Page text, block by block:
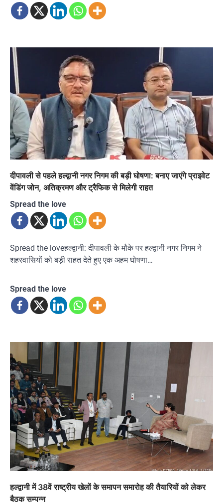
दीपावली से पहले हल्द्वानी नगर निगम की बड़ी घोषणा: बनाए जाएंगे प्राइवेट
वेंडिंग जोन, अतिक्रमण और ट्रैफिक से मिलेगी राहत
Spread the love
Spread the loveहल्द्वानी: दीपावली के मौके पर हल्द्वानी नगर निगम ने
शहरवासियों को बड़ी राहत देते हुए एक अहम घोषणा…
Spread the love
हल्द्वानी में 38वें राष्ट्रीय खेलों के समापन समारोह की तैयारियों को लेकर
बैठक सम्पन्न